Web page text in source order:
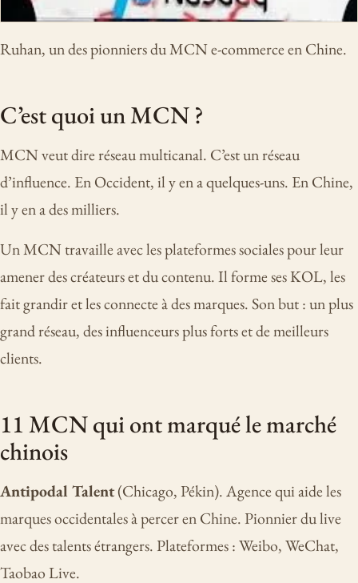
Ruhan, un des pionniers du MCN e-commerce en Chine.
C’est quoi un MCN ?
MCN veut dire réseau multicanal. C’est un réseau
d’influence. En Occident, il y en a quelques-uns. En Chine,
il y en a des milliers.
Un MCN travaille avec les plateformes sociales pour leur
amener des créateurs et du contenu. Il forme ses KOL, les
fait grandir et les connecte à des marques. Son but : un plus
grand réseau, des influenceurs plus forts et de meilleurs
clients.
11 MCN qui ont marqué le marché
chinois
Antipodal Talent(Chicago, Pékin). Agence qui aide les
marques occidentales à percer en Chine. Pionnier du live
avec des talents étrangers. Plateformes : Weibo, WeChat,
Taobao Live.